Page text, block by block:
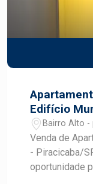
Edifício
Bairro Alto -
Venda de
- Piracicaba/SP Apresentamos uma
oportunidade